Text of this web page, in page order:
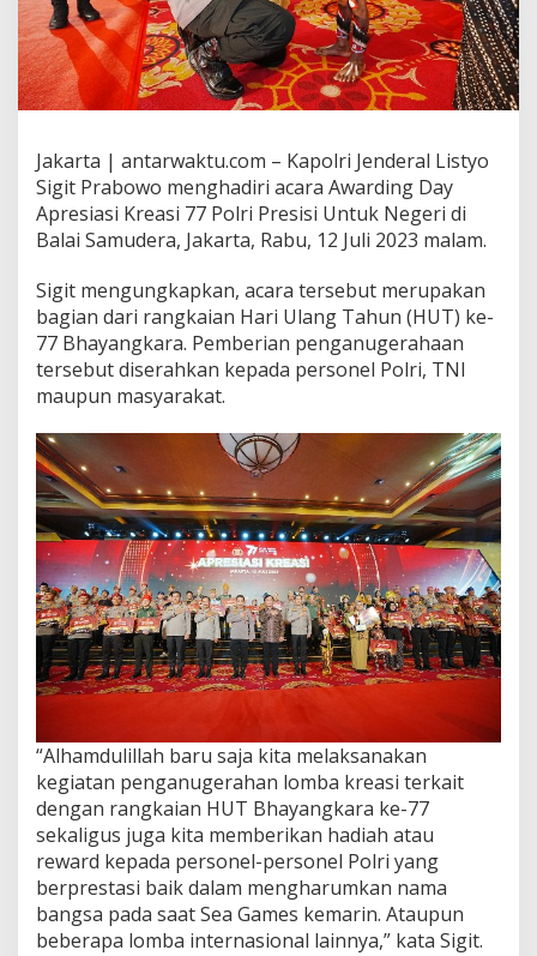
Jakarta | antarwaktu.com – Kapolri Jenderal Listyo
Sigit Prabowo menghadiri acara Awarding Day
Apresiasi Kreasi 77 Polri Presisi Untuk Negeri di
Balai Samudera, Jakarta, Rabu, 12 Juli 2023 malam.
Sigit mengungkapkan, acara tersebut merupakan
bagian dari rangkaian Hari Ulang Tahun (HUT) ke-
77 Bhayangkara. Pemberian penganugerahaan
tersebut diserahkan kepada personel Polri, TNI
maupun masyarakat.
“Alhamdulillah baru saja kita melaksanakan
kegiatan penganugerahan lomba kreasi terkait
dengan rangkaian HUT Bhayangkara ke-77
sekaligus juga kita memberikan hadiah atau
reward kepada personel-personel Polri yang
berprestasi baik dalam mengharumkan nama
bangsa pada saat Sea Games kemarin. Ataupun
beberapa lomba internasional lainnya,” kata Sigit.